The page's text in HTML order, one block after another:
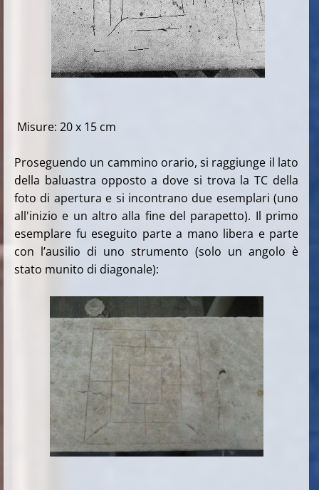
Misure: 20 x 15 cm
Proseguendo un cammino orario, si raggiunge il lato
della baluastra opposto a dove si trova la TC della
foto di apertura e si incontrano due esemplari (uno
all'inizio e un altro alla fine del parapetto). Il primo
esemplare fu eseguito parte a mano libera e parte
con l’ausilio di uno strumento (solo un angolo è
stato munito di diagonale):